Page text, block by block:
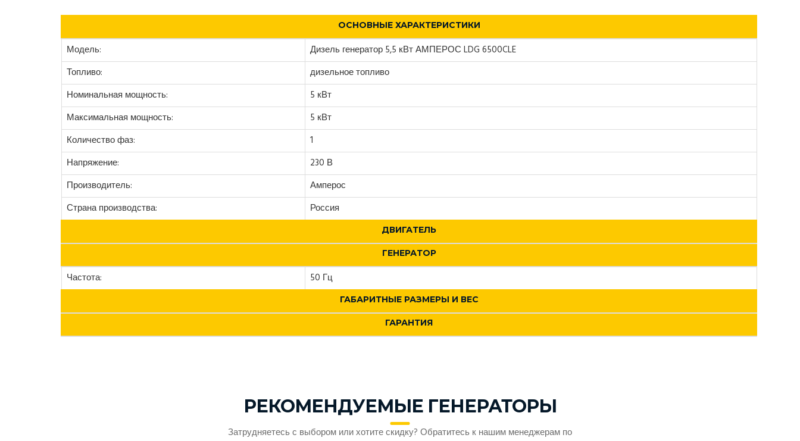
ОСНОВНЫЕ ХАРАКТЕРИСТИКИ
Модель:
Дизель генератор 5,5 кВт АМПЕРОС LDG 6500CLE
Топливо:
дизельное топливо
Номинальная мощность:
5 кВт
Максимальная мощность:
5 кВт
Количество фаз:
1
Напряжение:
230 В
Производитель:
Амперос
Страна производства:
Россия
ДВИГАТЕЛЬ
ГЕНЕРАТОР
Частота: 50 Гц
ГАБАРИТНЫЕ РАЗМЕРЫ И ВЕС
ГАРАНТИЯ
РЕКОМЕНДУЕМЫЕ ГЕНЕРАТОРЫ
Затрудняетесь с выбором или хотите скидку? Обратитесь к нашим менеджерам по